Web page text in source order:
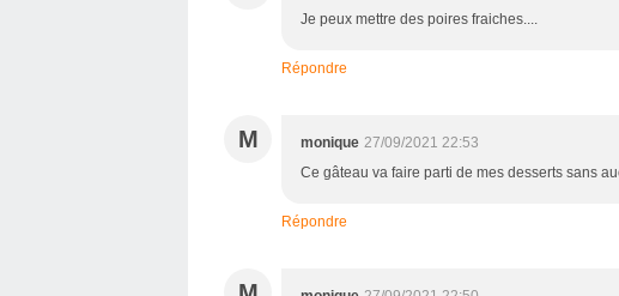
Je peux mettre des poires fraiches....
Répondre
M monique 27/09/2021 22:53
Ce gâteau va faire parti de mes desserts sans
Répondre